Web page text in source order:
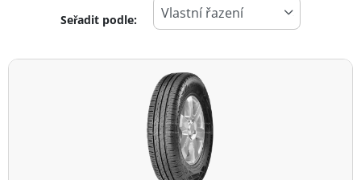
Všechny typy (18)
Seřadit podle: